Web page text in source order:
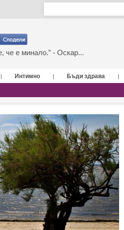
че е минало.” - Оскар...
| Интимно | Бъди здрава |